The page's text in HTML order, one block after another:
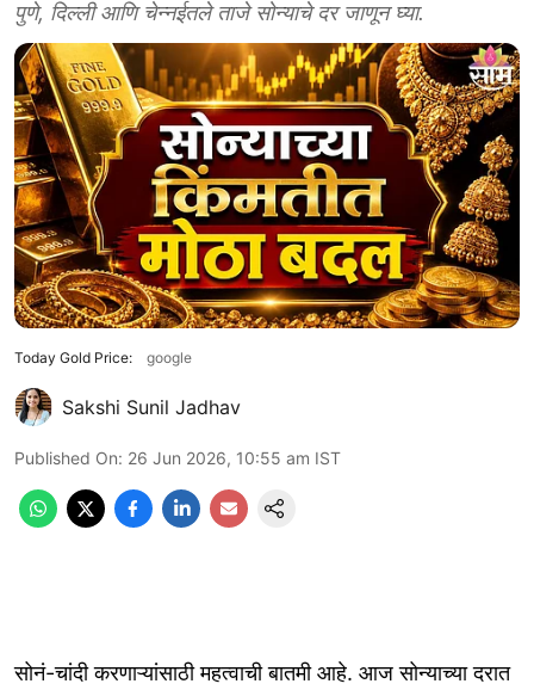
पुणे, दिल्ली आणि चेन्नईतले ताजे सोन्याचे दर जाणून घ्या.
Today Gold Price: google
Sakshi Sunil Jadhav
Published On: 26 Jun 2026, 10:55 am IST
सोनं-चांदी करणाऱ्यांसाठी महत्वाची बातमी आहे. आज सोन्याच्या दरात